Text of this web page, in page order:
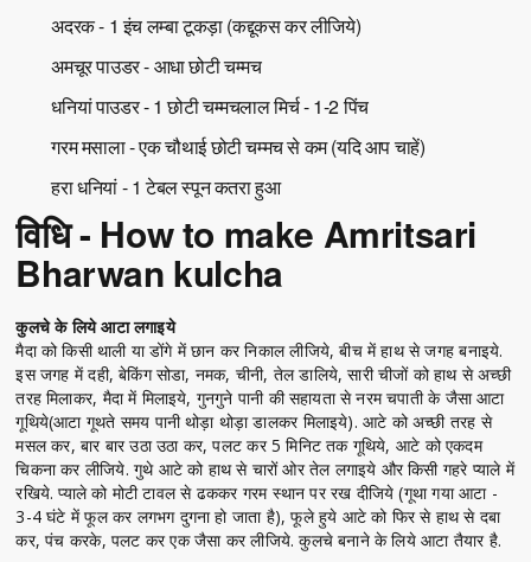
अदरक - 1 इंच लम्बा टूकड़ा (कद्दूकस कर लीजिये)
अमचूर पाउडर - आधा छोटी चम्मच
धनियां पाउडर - 1 छोटी चम्मचलाल मिर्च - 1-2 पिंच
गरम मसाला - एक चौथाई छोटी चम्मच से कम (यदि आप चाहें)
हरा धनियां - 1 टेबल स्पून कतरा हुआ
विधि - How to make Amritsari
Bharwan kulcha
कुलचे के लिये आटा लगाइये
मैदा को किसी थाली या डोंगे में छान कर निकाल लीजिये, बीच में हाथ से जगह बनाइये.
इस जगह में दही, बेकिंग सोडा, नमक, चीनी, तेल डालिये, सारी चीजों को हाथ से अच्छी
तरह मिलाकर, मैदा में मिलाइये, गुनगुने पानी की सहायता से नरम चपाती के जैसा आटा
गूथिये(आटा गूथते समय पानी थोड़ा थोड़ा डालकर मिलाइये). आटे को अच्छी तरह से
मसल कर, बार बार उठा उठा कर, पलट कर 5 मिनिट तक गूथिये, आटे को एकदम
चिकना कर लीजिये. गुथे आटे को हाथ से चारों ओर तेल लगाइये और किसी गहरे प्याले में
रखिये. प्याले को मोटी टावल से ढककर गरम स्थान पर रख दीजिये (गूथा गया आटा -
3-4 घंटे में फूल कर लगभग दुगना हो जाता है), फूले हुये आटे को फिर से हाथ से दबा
कर, पंच करके, पलट कर एक जैसा कर लीजिये. कुलचे बनाने के लिये आटा तैयार है.